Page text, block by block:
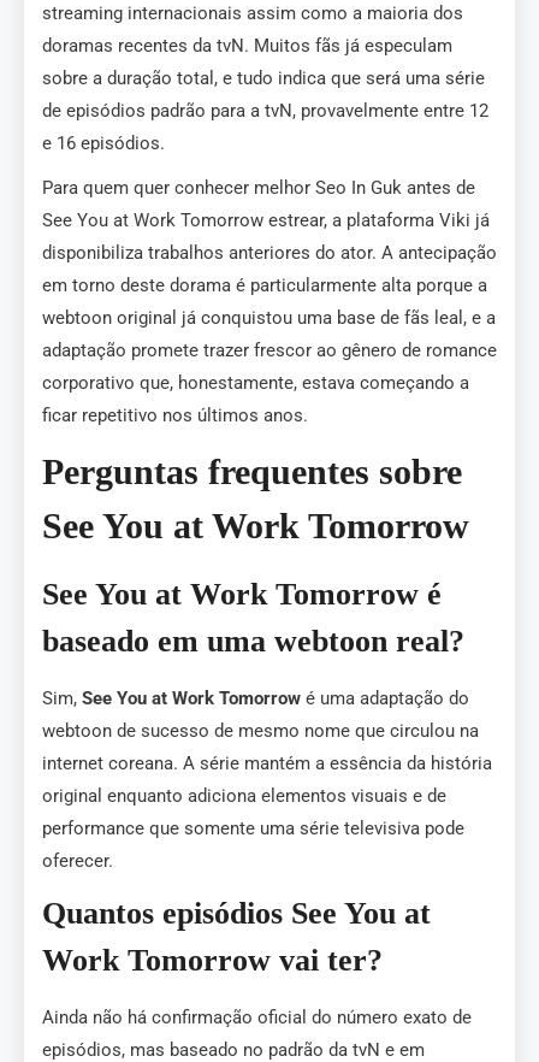
streaming internacionais assim como a maioria dos
doramas recentes da tvN. Muitos fãs já especulam
sobre a duração total, e tudo indica que será uma série
de episódios padrão para a tvN, provavelmente entre 12
e 16 episódios.
Para quem quer conhecer melhor Seo In Guk antes de
See You at Work Tomorrow estrear, a plataforma Viki já
disponibiliza trabalhos anteriores do ator. A antecipação
em torno deste dorama é particularmente alta porque a
webtoon original já conquistou uma base de fãs leal, e a
adaptação promete trazer frescor ao gênero de romance
corporativo que, honestamente, estava começando a
ficar repetitivo nos últimos anos.
Perguntas frequentes sobre
See You at Work Tomorrow
See You at Work Tomorrow é
baseado em uma webtoon real?
Sim, See You at Work Tomorrow é uma adaptação do
webtoon de sucesso de mesmo nome que circulou na
internet coreana. A série mantém a essência da história
original enquanto adiciona elementos visuais e de
performance que somente uma série televisiva pode
oferecer.
Quantos episódios See You at
Work Tomorrow vai ter?
Ainda não há confirmação oficial do número exato de
episódios, mas baseado no padrão da tvN e em